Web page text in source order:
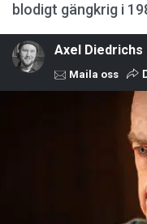
blodigt gängkrig i
Axel Diedrichs
Maila oss